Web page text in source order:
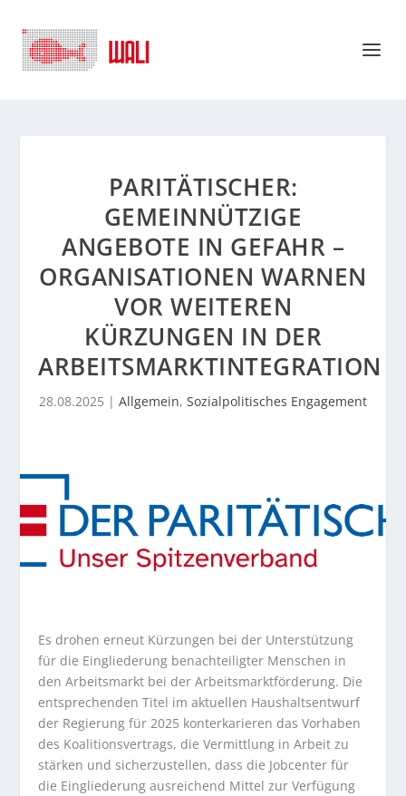
PARITÄTISCHER:
GEMEINNÜTZIGE
ANGEBOTE IN GEFAHR –
ORGANISATIONEN WARNEN
VOR WEITEREN
KÜRZUNGEN IN DER
ARBEITSMARKTINTEGRATION
28.08.2025 | Allgemein, Sozialpolitisches Engagement
Es drohen erneut Kürzungen bei der Unterstützung
für die Eingliederung benachteiligter Menschen in
den Arbeitsmarkt bei der Arbeitsmarktförderung. Die
entsprechenden Titel im aktuellen Haushaltsentwurf
der Regierung für 2025 konterkarieren das Vorhaben
des Koalitionsvertrags, die Vermittlung in Arbeit zu
stärken und sicherzustellen, dass die Jobcenter für
die Eingliederung ausreichend Mittel zur Verfügung